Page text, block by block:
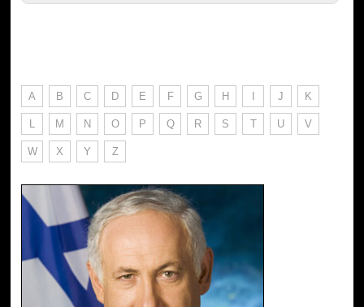
A B C D E F G H I J K
L M N O P Q R S T U V
W X Y Z